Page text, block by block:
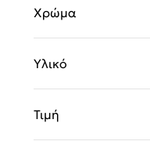
Χρώμα
Υλικό
Τιμή